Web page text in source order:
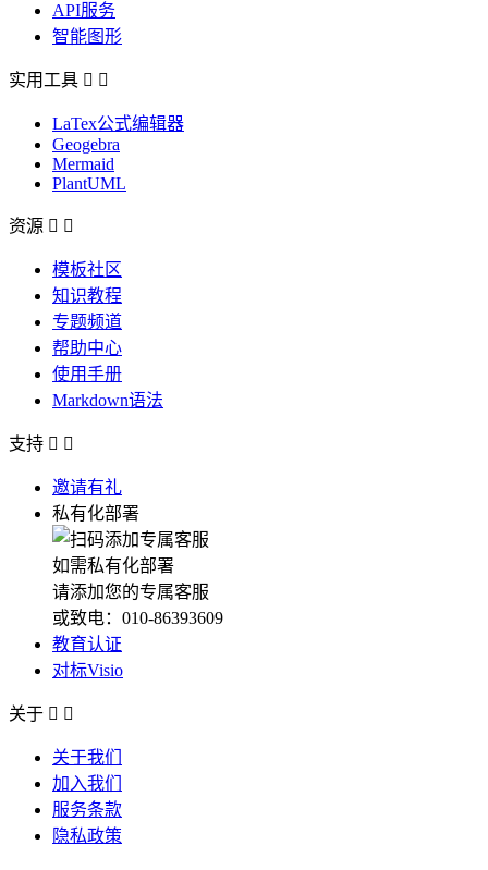
API服务
智能图形
实用工具  
LaTex公式编辑器
Geogebra
Mermaid
PlantUML
资源  
模板社区
知识教程
专题频道
帮助中心
使用手册
Markdown语法
支持  
邀请有礼
私有化部署
如需私有化部署
请添加您的专属客服
或致电：010-86393609
教育认证
对标Visio
关于  
关于我们
加入我们
服务条款
隐私政策